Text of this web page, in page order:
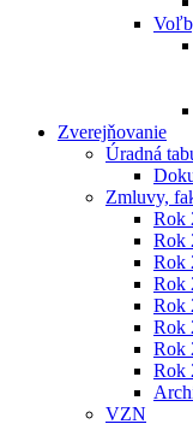
Zverejňovanie
Úradná
Zmluvy,
Rok
Rok
Rok
Rok
Rok
Rok
Rok
Rok
VZN